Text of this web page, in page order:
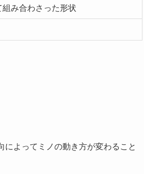
み合わさった形状
によってミノの動き方が変わること